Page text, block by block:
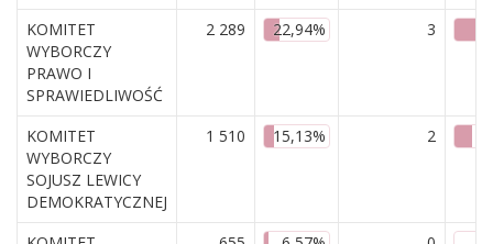
KOMITET
WYBORCZY
PRAWO I
SPRAWIEDLIWOŚĆ
2 289 22,94% 3
KOMITET
WYBORCZY
SOJUSZ LEWICY
DEMOKRATYCZNEJ
1 510 15,13% 2